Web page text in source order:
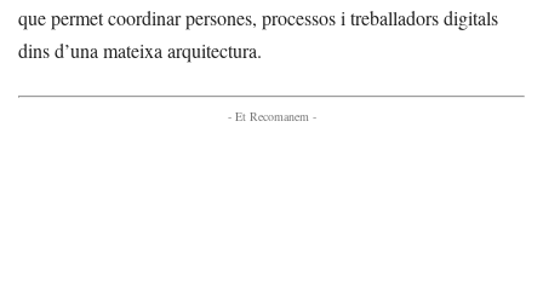
que permet coordinar persones, processos i treballadors digitals
dins d’una mateixa arquitectura.
- Et Recomanem -